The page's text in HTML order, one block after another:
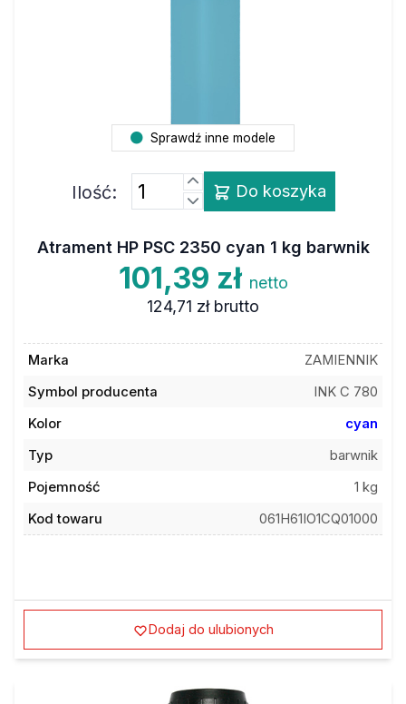
Sprawdź inne modele
Ilość: Do koszyka
Atrament HP PSC 2350 cyan 1 kg barwnik
101,39 zł netto
124,71 zł brutto
Marka
ZAMIENNIK
Symbol producenta
INK C 780
Kolor
cyan
Typ
barwnik
Pojemność
1 kg
Kod towaru
061H61IO1CQ01000
Dodaj do ulubionych